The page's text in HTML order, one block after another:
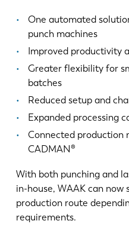
One automated
punch machines
Improved productivity
Greater flexibility for
batches
Reduced setup and
Expanded processing
Connected production
CADMAN®
With both punching and
in-house, WAAK can
production route
requirements.
FR
ES
PL
KO